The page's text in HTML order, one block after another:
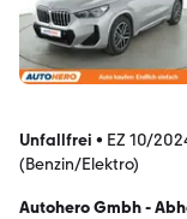
Unfallfrei • EZ 10/
(Benzin/Elektro)
Autohero Gmbh -